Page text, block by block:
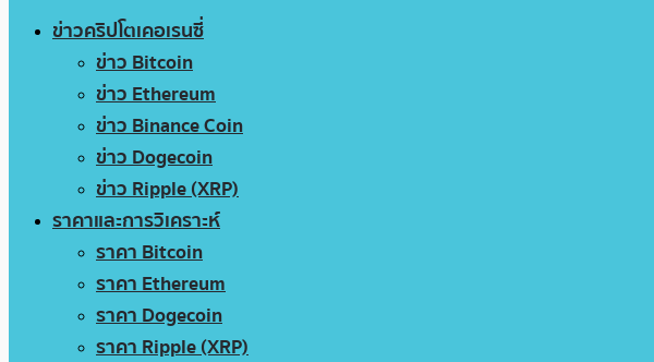
ข่าวคริปโตเคอเรนซี่
ข่าว Bitcoin
ข่าว Ethereum
ข่าว Binance Coin
ข่าว Dogecoin
ข่าว Ripple (XRP)
ราคาและการวิเคราะห์
ราคา Bitcoin
ราคา Ethereum
ราคา Dogecoin
ราคา Ripple (XRP)